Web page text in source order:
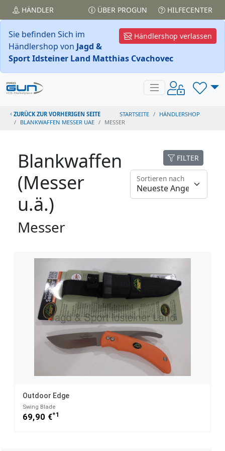
HÄNDLER ÜBER PROGUN HILFECENTER
Händlershop verlassen
Sie befinden Sich im
Händlershop von Jagd &
Sport Idsteiner Land Matthias Cvachovec
ZURÜCK ZUR VORHERIGEN SEITE STARTSEITE
HÄNDLERSHOP
BLANKWAFFEN MESSER UAE
MESSER
Blankwaffen
(Messer
u.ä.)
Messer
FILTER
Sortieren nach
Outdoor Edge
Swing Blade
69,90 €*1